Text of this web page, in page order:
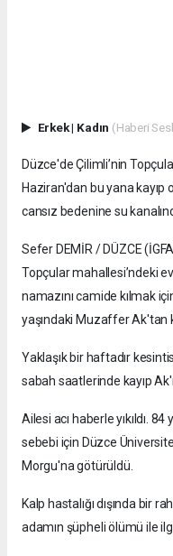
Erkek| Kadın (Haberi
Düzce'de Çilimli’nin
Haziran'dan bu yana kayıp
cansız bedenine su
Sefer DEMİR / DÜZCE
Topçular mahallesi’ndeki
namazını camide kılmak
yaşındaki Muzaffer Ak'tan
Yaklaşık bir haftadır
sabah saatlerinde kayıp
Ailesi acı haberle yıkıldı.
sebebi için Düzce
Morgu'na götürüldü.
Kalp hastalığı dışında bir
adamın şüpheli ölümü ile